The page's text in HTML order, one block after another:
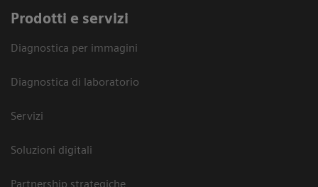
Prodotti e servizi
Diagnostica per immagini
Diagnostica di laboratorio
Servizi
Soluzioni digitali
Partnership strategiche